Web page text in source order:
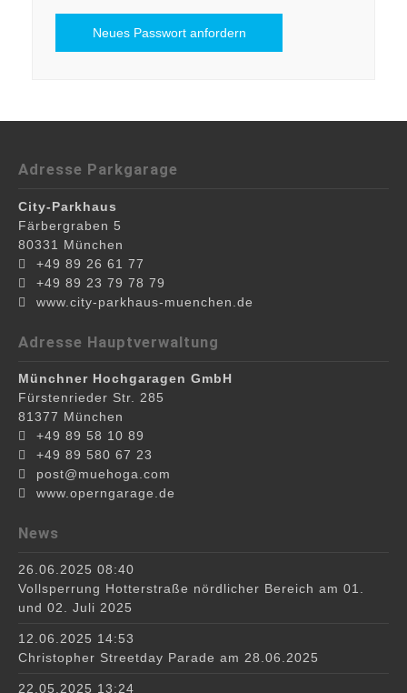
Neues Passwort anfordern
Adresse Parkgarage
City-Parkhaus
Färbergraben 5
80331
München
+49 89 26 61 77
+49 89 23 79 78 79
www.city-parkhaus-muenchen.de
Adresse Hauptverwaltung
Münchner Hochgaragen GmbH
Fürstenrieder Str. 285
81377 München
+49 89 58 10 89
+49 89 580 67 23
post@muehoga.com
www.operngarage.de
News
26.06.2025 08:40
Vollsperrung Hotterstraße nördlicher Bereich am 01.
und 02. Juli 2025
12.06.2025 14:53
Christopher Streetday Parade am 28.06.2025
22.05.2025 13:24